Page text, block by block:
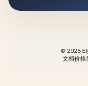
© 2026
文档价格